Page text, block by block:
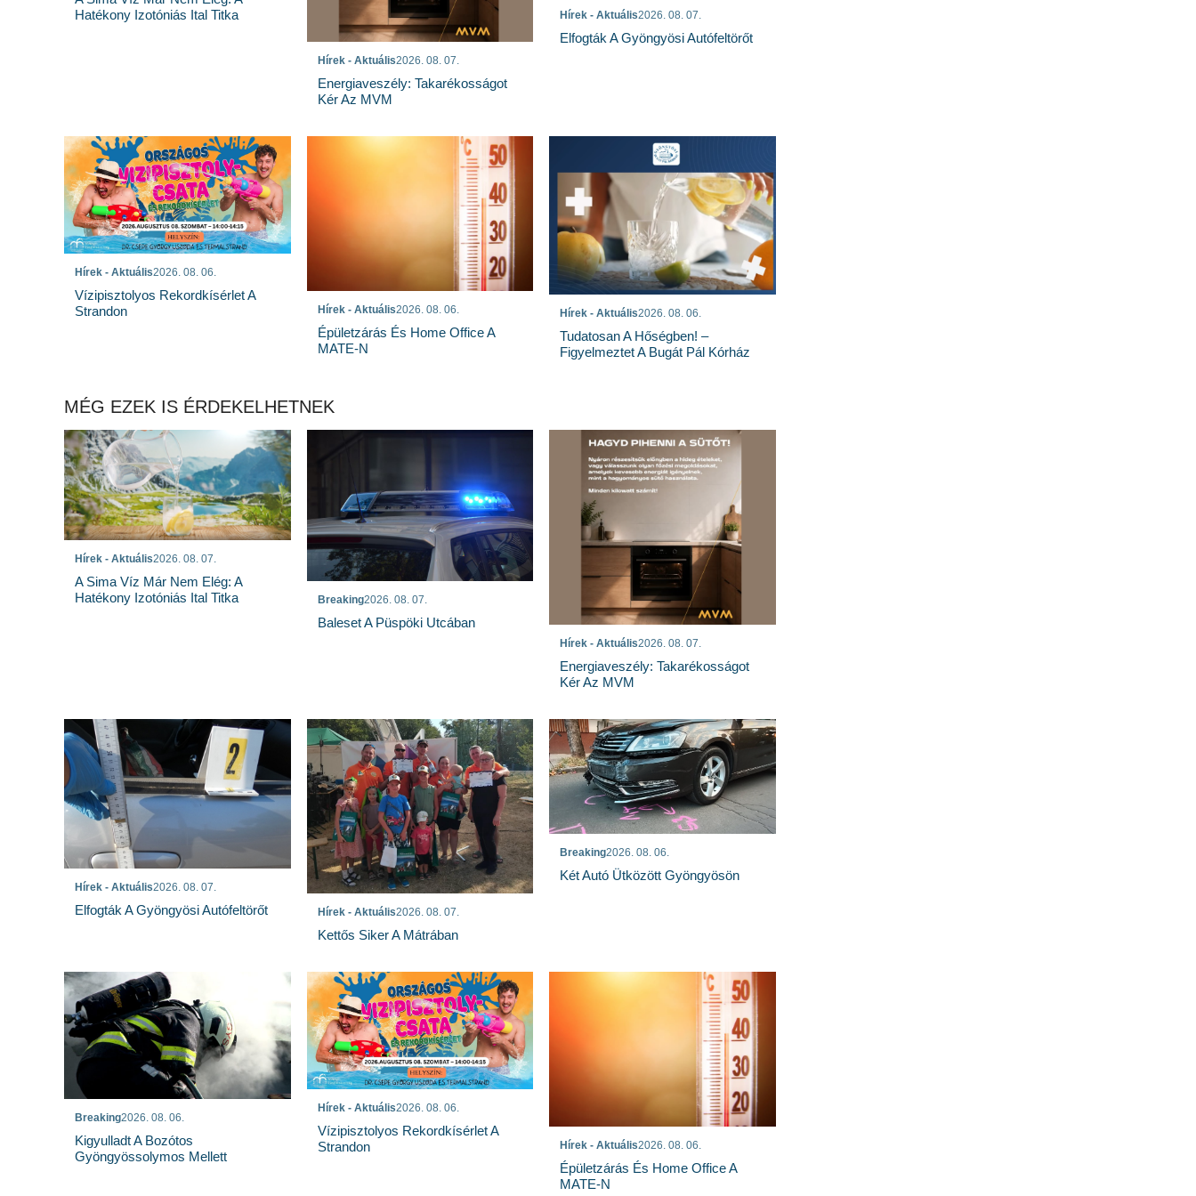
Hatékony Izotóniás Ital Titka
Hírek - Aktuális2026. 08. 07.
Energiaveszély: Takarékosságot
Kér Az MVM
Hírek - Aktuális2026. 08. 07.
Elfogták A Gyöngyösi Autófeltörőt
Hírek - Aktuális2026. 08. 06.
Vízipisztolyos Rekordkísérlet A
Strandon
Hírek - Aktuális2026. 08. 06.
Épületzárás És Home Office A
MATE-N
Hírek - Aktuális2026. 08. 06.
Tudatosan A Hőségben! –
Figyelmeztet A Bugát Pál Kórház
MÉG EZEK IS ÉRDEKELHETNEK
Hírek - Aktuális2026. 08. 07.
A Sima Víz Már Nem Elég: A
Hatékony Izotóniás Ital Titka
Breaking2026. 08. 07.
Baleset A Püspöki Utcában
Hírek - Aktuális2026. 08. 07.
Energiaveszély: Takarékosságot
Kér Az MVM
Hírek - Aktuális2026. 08. 07.
Elfogták A Gyöngyösi Autófeltörőt Hírek - Aktuális2026. 08. 07.
Kettős Siker A Mátrában
Breaking2026. 08. 06.
Két Autó Ütközött Gyöngyösön
Breaking2026. 08. 06.
Kigyulladt A Bozótos
Gyöngyössolymos Mellett
Hírek - Aktuális2026. 08. 06.
Vízipisztolyos Rekordkísérlet A
Strandon
Hírek - Aktuális2026. 08. 06.
Épületzárás És Home Office A
MATE-N